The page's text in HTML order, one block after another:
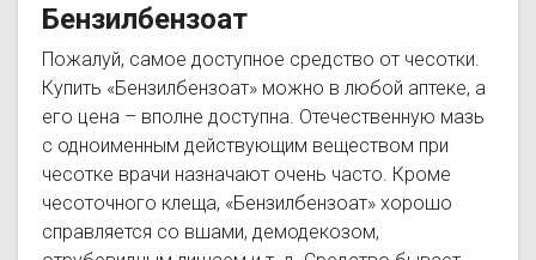
Бензилбензоат
Пожалуй, самое доступное средство от чесотки.
Купить «Бензилбензоат» можно в любой аптеке, а
его цена – вполне доступна. Отечественную мазь
с одноименным действующим веществом при
чесотке врачи назначают очень часто. Кроме
чесоточного клеща, «Бензилбензоат» хорошо
справляется со вшами, демодекозом,